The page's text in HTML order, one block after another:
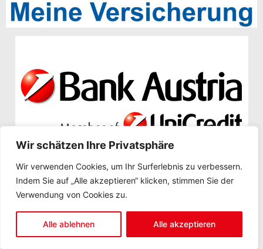
Wir schätzen Ihre Privatsphäre
Wir verwenden Cookies, um Ihr Surferlebnis zu verbessern.
Indem Sie auf „Alle akzeptieren“ klicken, stimmen Sie der
Verwendung von Cookies zu.
Alle ablehnen Alle akzeptieren
Impressum
Datenschutz